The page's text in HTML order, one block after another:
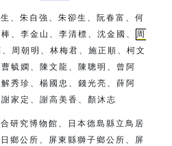
、朱自強、朱卻生、阮春富、何
、 李金山、李清標、沈金國、
周
、周朝明、林梅君、施正順、柯文
毓嫻、陳文龍、陳聰明、曾阿
秀珍、楊國忠、錢光亮、薛阿
家定、 謝高美香、顏沐志
合研究博物館、日本德島縣立鳥居
鄉公所、屏東縣獅子鄉公所、 屏